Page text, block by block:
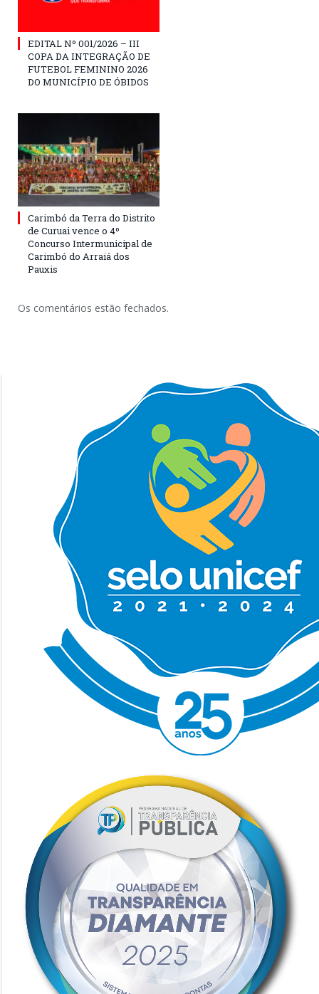
EDITAL Nº 001/2026 – III
COPA DA INTEGRAÇÃO DE
FUTEBOL FEMININO 2026
DO MUNICÍPIO DE ÓBIDOS
Carimbó da Terra do Distrito
de Curuai vence o 4º
Concurso Intermunicipal de
Carimbó do Arraiá dos
Pauxis
Os comentários estão fechados.